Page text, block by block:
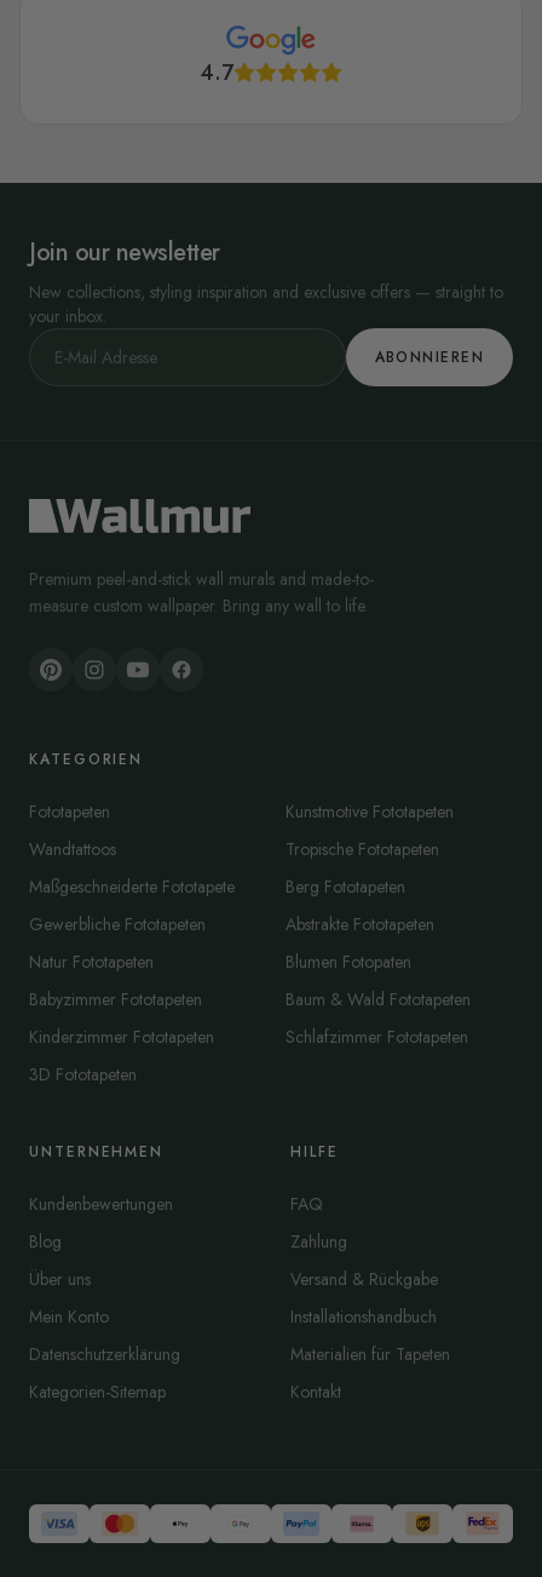
4.7
Join our newsletter
New collections, styling inspiration and exclusive offers — straight to
your inbox.
ABONNIEREN
Premium peel-and-stick wall murals and made-to-
measure custom wallpaper. Bring any wall to life.
KATEGORIEN
Fototapeten
Wandtattoos
Maßgeschneiderte Fototapete
Gewerbliche Fototapeten
Natur Fototapeten
Babyzimmer Fototapeten
Kinderzimmer Fototapeten
3D Fototapeten
Kunstmotive Fototapeten
Tropische Fototapeten
Berg Fototapeten
Abstrakte Fototapeten
Blumen Fotopaten
Baum & Wald Fototapeten
Schlafzimmer Fototapeten
UNTERNEHMEN
Kundenbewertungen
Blog
Über uns
Mein Konto
Datenschutzerklärung
Kategorien-Sitemap
HILFE
FAQ
Zahlung
Versand & Rückgabe
Installationshandbuch
Materialien für Tapeten
Kontakt